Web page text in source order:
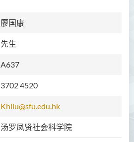
廖国康
先生
A637
3702 4520
Khliu@sfu.edu.hk
汤罗凤贤社会科学院